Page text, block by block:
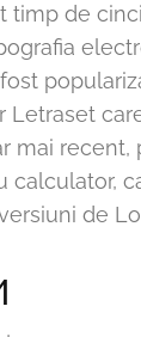
timp de
Letraset
mai
calculator,
de